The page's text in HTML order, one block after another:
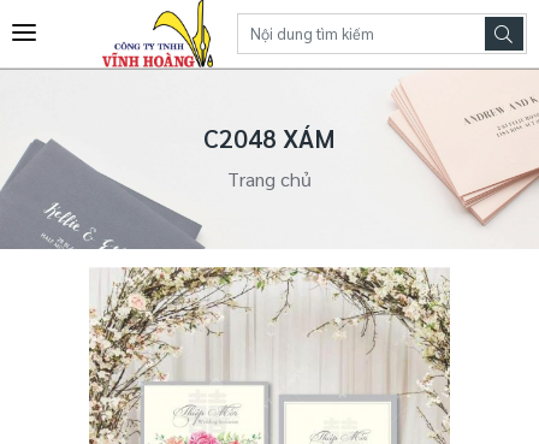
C2048 XÁM
Trang chủ